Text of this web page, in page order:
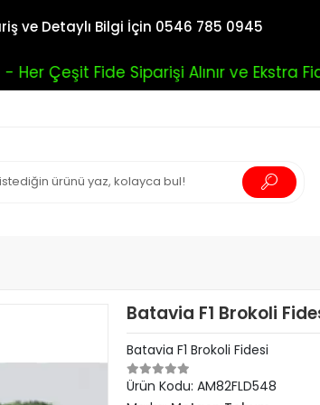
ve Detaylı Bilgi İçin 0546 785 0945
Her Çeşit Fide Siparişi Alınır ve Ekstra
Batavia F1 Brokoli
Batavia F1 Brokoli Fidesi
Ürün Kodu: AM82FLD548